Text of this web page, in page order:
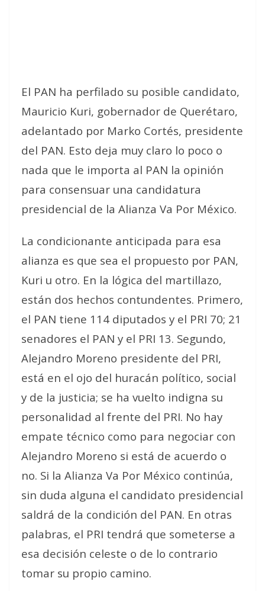
El PAN ha perfilado su posible candidato,
Mauricio Kuri, gobernador de Querétaro,
adelantado por Marko Cortés, presidente
del PAN. Esto deja muy claro lo poco o
nada que le importa al PAN la opinión
para consensuar una candidatura
presidencial de la Alianza Va Por México.
La condicionante anticipada para esa
alianza es que sea el propuesto por PAN,
Kuri u otro. En la lógica del martillazo,
están dos hechos contundentes. Primero,
el PAN tiene 114 diputados y el PRI 70; 21
senadores el PAN y el PRI 13. Segundo,
Alejandro Moreno presidente del PRI,
está en el ojo del huracán político, social
y de la justicia; se ha vuelto indigna su
personalidad al frente del PRI. No hay
empate técnico como para negociar con
Alejandro Moreno si está de acuerdo o
no. Si la Alianza Va Por México continúa,
sin duda alguna el candidato presidencial
saldrá de la condición del PAN. En otras
palabras, el PRI tendrá que someterse a
esa decisión celeste o de lo contrario
tomar su propio camino.